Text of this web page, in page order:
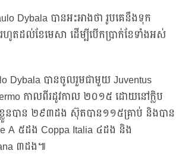
Dybala បានអះអាងថា រូបគេនឹងទុក
ហូតដល់ខែមេសា ដើម្បីបើកប្រាក់ខែទាំងអស់
Dybala បានចូលរួមជាមួយ Juventus
កាលពីរដូវកាល ២០១៥ ដោយនៅក្លិប
ខ្លួនបាន ២៩៣ដង ស៊ុតបាន១១៥គ្រាប់ និងបាន
A ៥ដង Coppa Italia ៤ដង និង
៣ដង៕